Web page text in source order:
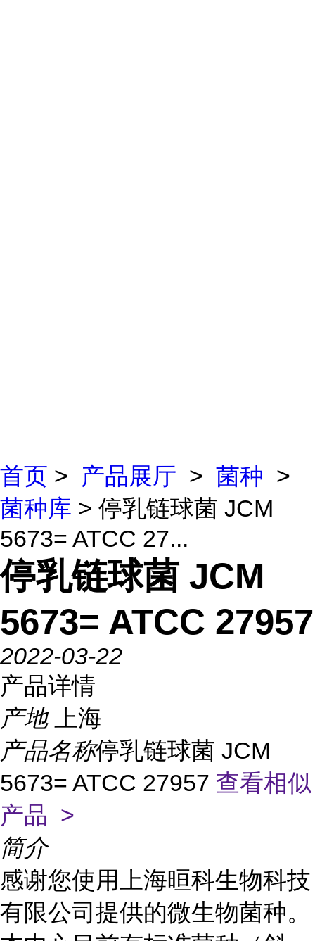
首页 > 产品展厅 > 菌种 >
菌种库 > 停乳链球菌 JCM
5673= ATCC 27...
停乳链球菌 JCM
5673= ATCC 27957
2022-03-22
产品详情
产地
上海
产品名称停乳链球菌 JCM
5673= ATCC 27957 查看相似
产品 >
简介
感谢您使用上海晅科生物科技
有限公司提供的微生物菌种。